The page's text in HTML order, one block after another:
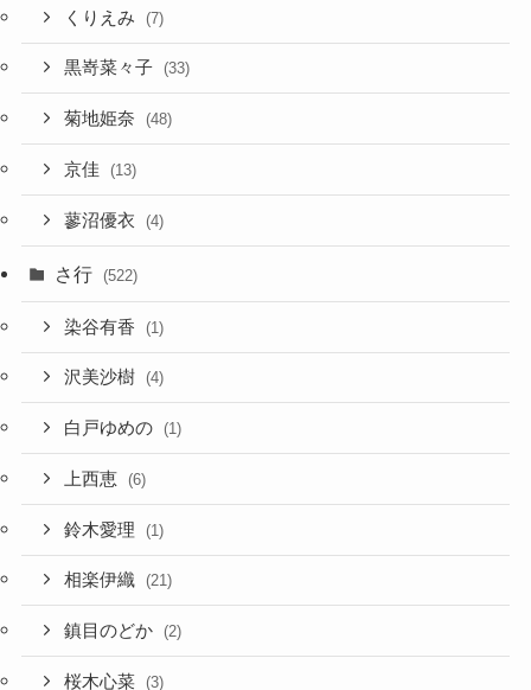
くりえみ (7)
黒嵜菜々子 (33)
菊地姫奈 (48)
京佳 (13)
蓼沼優衣 (4)
さ行 (522)
染谷有香 (1)
沢美沙樹 (4)
白戸ゆめの (1)
上西恵 (6)
鈴木愛理 (1)
相楽伊織 (21)
鎮目のどか (2)
桜木心菜 (3)